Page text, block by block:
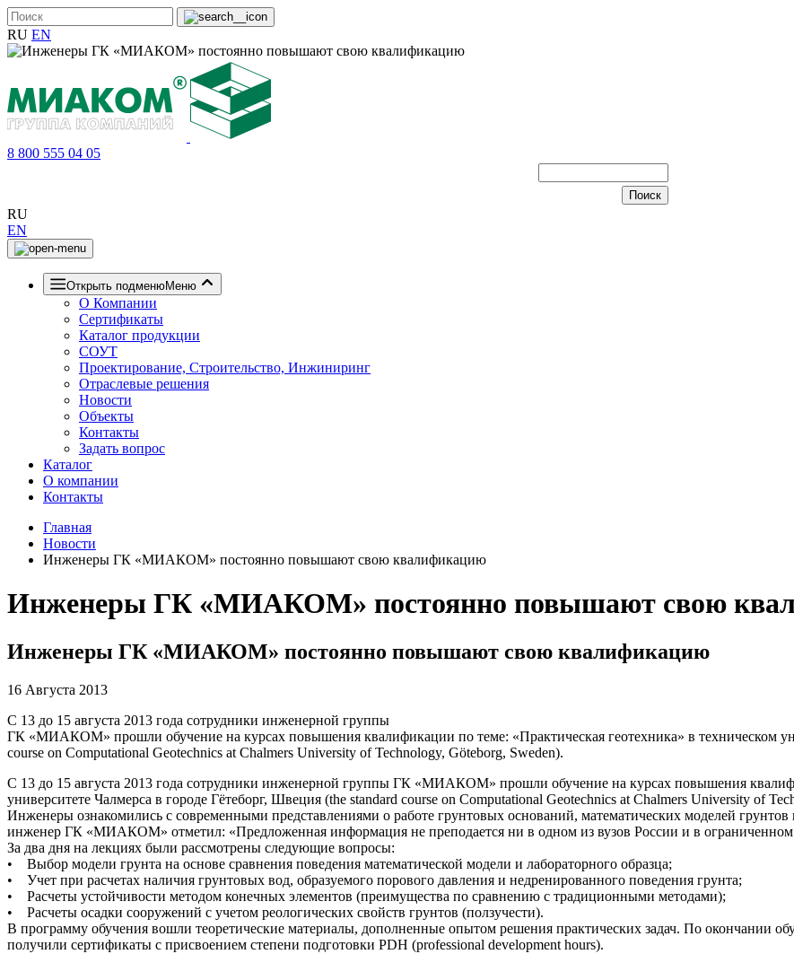
RU EN
8 800 555 04 05
RU
EN
Открыть подменюМеню
О Компании
Сертификаты
Каталог продукции
СОУТ
Проектирование, Строительство, Инжиниринг
Отраслевые решения
Новости
Объекты
Контакты
Задать вопрос
Каталог
О компании
Контакты
Главная
Новости
Инженеры ГК «МИАКОМ» постоянно повышают свою квалификацию
Инженеры ГК «МИАКОМ» постоянно повышают свою
Инженеры ГК «МИАКОМ» постоянно повышают свою квалификацию
16 Августа 2013
С 13 до 15 августа 2013 года сотрудники инженерной группы
ГК «МИАКОМ» прошли обучение на курсах повышения квалификации по теме: «Практическая геотехника» в техническом
course on Computational Geotechnics at Chalmers University of Technology, Göteborg, Sweden).
С 13 до 15 августа 2013 года сотрудники инженерной группы ГК «МИАКОМ» прошли обучение на курсах повышения
университете Чалмерса в городе Гётеборг, Швеция (the standard course on Computational Geotechnics at Chalmers University of
Инженеры ознакомились с современными представлениями о работе грунтовых оснований, математических моделей
инженер ГК «МИАКОМ» отметил: «Предложенная информация не преподается ни в одном из вузов России и в ограниченном
За два дня на лекциях были рассмотрены следующие вопросы:
• Выбор модели грунта на основе сравнения поведения математической модели и лабораторного образца;
• Учет при расчетах наличия грунтовых вод, образуемого порового давления и недренированного поведения грунта;
• Расчеты устойчивости методом конечных элементов (преимущества по сравнению с традиционными методами);
• Расчеты осадки сооружений с учетом реологических свойств грунтов (ползучести).
В программу обучения вошли теоретические материалы, дополненные опытом решения практических задач. По
получили сертификаты с присвоением степени подготовки PDH (professional development hours).